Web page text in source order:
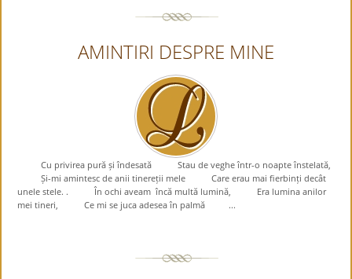
AMINTIRI DESPRE MINE
Cu privirea pură și îndesată Stau de veghe într-o noapte înstelată,
Și-mi amintesc de anii tinereții mele Care erau mai fierbinți decât
unele stele. . În ochi aveam încă multă lumină, Era lumina anilor
mei tineri, Ce mi se juca adesea în palmă ...